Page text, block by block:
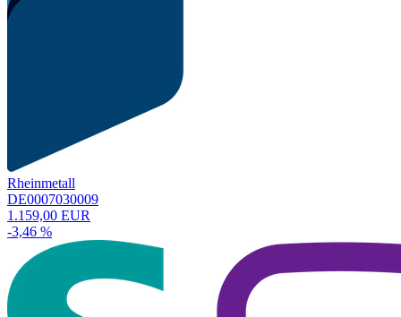
Rheinmetall
DE0007030009
1.159,00 EUR
-3,46 %